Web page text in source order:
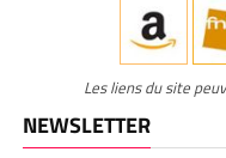
Les liens du site
NEWSLETTER